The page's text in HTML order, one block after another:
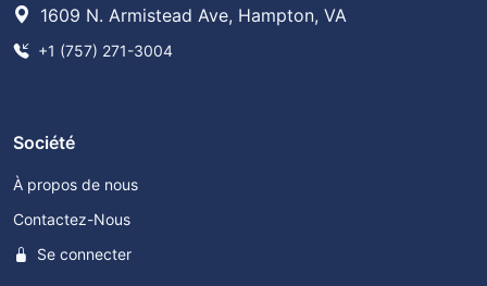
1609 N. Armistead Ave, Hampton, VA
+1 (757) 271-3004
Société
À propos de nous
Contactez-Nous
Se connecter